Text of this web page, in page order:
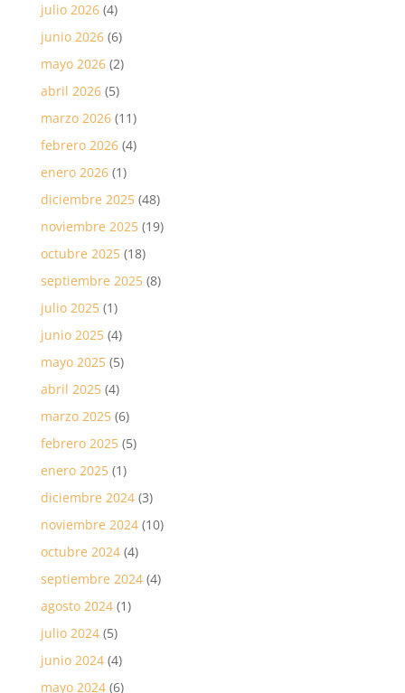
julio 2026(4)
junio 2026(6)
mayo 2026(2)
abril 2026(5)
marzo 2026(11)
febrero 2026(4)
enero 2026(1)
diciembre 2025(48)
noviembre 2025(19)
octubre 2025(18)
septiembre 2025(8)
julio 2025(1)
junio 2025(4)
mayo 2025(5)
abril 2025(4)
marzo 2025(6)
febrero 2025(5)
enero 2025(1)
diciembre 2024(3)
noviembre 2024(10)
octubre 2024(4)
septiembre 2024(4)
agosto 2024(1)
julio 2024(5)
junio 2024(4)
mayo 2024(6)